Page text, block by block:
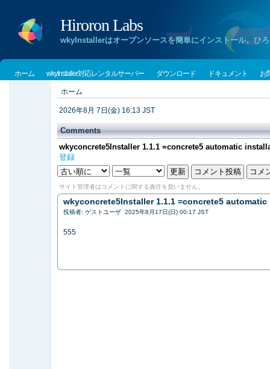
Hiroron Labs
wkyInstallerはオープンソースを簡単にインストール。ひ
ホーム wkyInstaller対応レンタルサーバー ダウンロード ドキュメント お
ホーム
2026年8月 7日(金) 16:13 JST
Comments
wkyconcrete5Installer 1.1.1 =concrete5 automatic
登録
サイト管理者はコメントに関する責任を負いません。
wkyconcrete5Installer 1.1.1 =concrete5
投稿者: ゲストユーザ 2025年8月17日(日) 00:17 JST
555